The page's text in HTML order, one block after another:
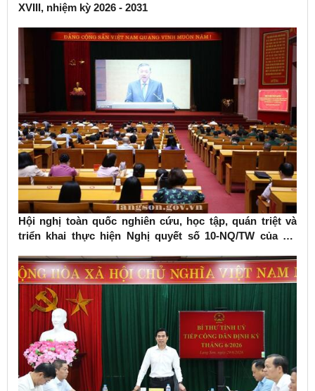
XVIII, nhiệm kỳ 2026 - 2031
Hội nghị toàn quốc nghiên cứu, học tập, quán triệt và
triển khai thực hiện Nghị quyết số 10-NQ/TW của Bộ